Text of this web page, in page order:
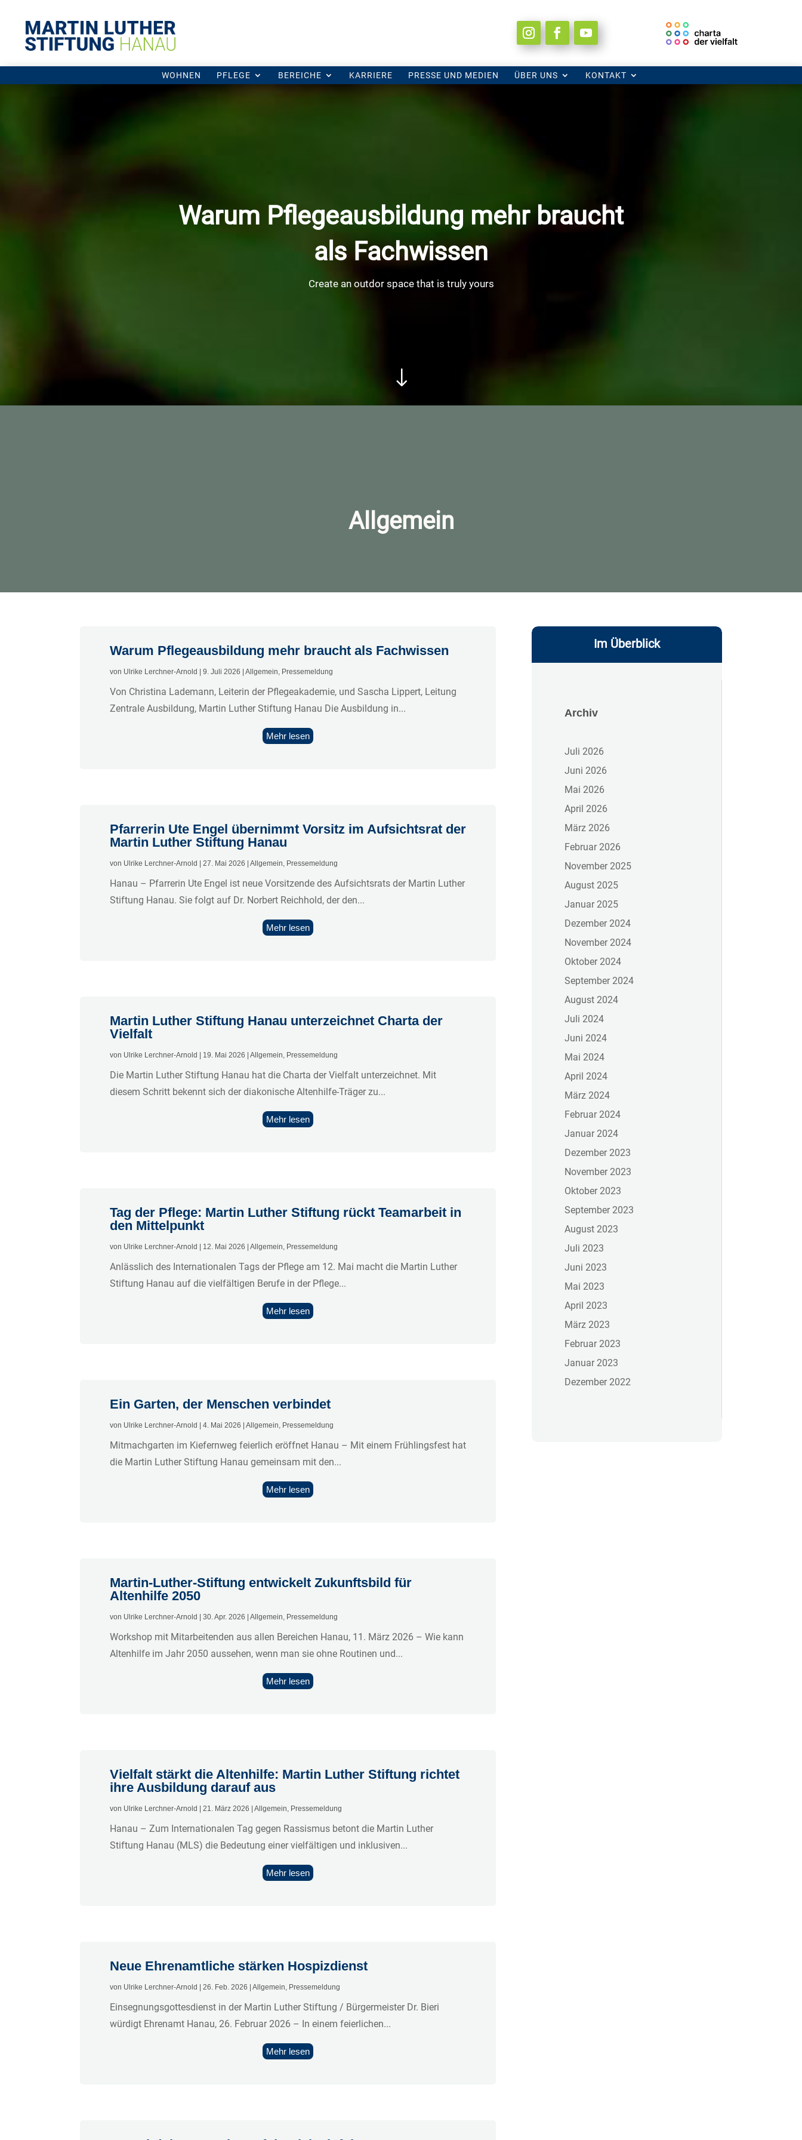
WOHNEN PFLEGE BEREICHE KARRIERE PRESSE UND MEDIEN ÜBER UNS KONTAKT
WOHNEN PFLEGE BEREICHE KARRIERE PRESSE UND MEDIEN ÜBER UNS KONTAKT
Warum Pflegeausbildung mehr braucht
als Fachwissen
Create an outdor space that is truly yours
"
Allgemein
Warum Pflegeausbildung mehr braucht als Fachwissen
von Ulrike Lerchner-Arnold |9. Juli 2026 |Allgemein Pressemeldung
Von Christina Lademann, Leiterin der Pflegeakademie, und Sascha Lippert, Leitung
Zentrale Ausbildung, Martin Luther Stiftung Hanau Die Ausbildung in...
Mehr lesen
Pfarrerin Ute Engel übernimmt Vorsitz im Aufsichtsrat der
Martin Luther Stiftung Hanau
von Ulrike Lerchner-Arnold |27. Mai 2026 |Allgemein Pressemeldung
Hanau – Pfarrerin Ute Engel ist neue Vorsitzende des Aufsichtsrats der Martin Luther
Stiftung Hanau. Sie folgt auf Dr. Norbert Reichhold, der den...
Mehr lesen
Martin Luther Stiftung Hanau unterzeichnet Charta der
Vielfalt
von Ulrike Lerchner-Arnold | 19. Mai 2026 |Allgemein Pressemeldung
Die Martin Luther Stiftung Hanau hat die Charta der Vielfalt unterzeichnet. Mit
diesem Schritt bekennt sich der diakonische Altenhilfe-Träger zu...
Mehr lesen
Tag der Pflege: Martin Luther Stiftung rückt Teamarbeit in
den Mittelpunkt
von Ulrike Lerchner-Arnold | 12. Mai 2026 |Allgemein Pressemeldung
Anlässlich des Internationalen Tags der Pflege am 12. Mai macht die Martin Luther
Stiftung Hanau auf die vielfältigen Berufe in der Pflege...
Mehr lesen
Ein Garten, der Menschen verbindet
von Ulrike Lerchner-Arnold |4. Mai 2026 |Allgemein Pressemeldung
Mitmachgarten im Kiefernweg feierlich eröffnet Hanau – Mit einem Frühlingsfest hat
die Martin Luther Stiftung Hanau gemeinsam mit den...
Mehr lesen
Martin-Luther-Stiftung entwickelt Zukunftsbild für
Altenhilfe 2050
von Ulrike Lerchner-Arnold |30. Apr. 2026 |Allgemein Pressemeldung
Workshop mit Mitarbeitenden aus allen Bereichen Hanau, 11. März 2026 – Wie kann
Altenhilfe im Jahr 2050 aussehen, wenn man sie ohne Routinen und...
Mehr lesen
Vielfalt stärkt die Altenhilfe: Martin Luther Stiftung richtet
ihre Ausbildung darauf aus
von Ulrike Lerchner-Arnold |21. März 2026 |Allgemein Pressemeldung
Hanau – Zum Internationalen Tag gegen Rassismus betont die Martin Luther
Stiftung Hanau (MLS) die Bedeutung einer vielfältigen und inklusiven...
Mehr lesen
Neue Ehrenamtliche stärken Hospizdienst
von Ulrike Lerchner-Arnold |26. Feb. 2026 |Allgemein Pressemeldung
Einsegnungsgottesdienst in der Martin Luther Stiftung / Bürgermeister Dr. Bieri
würdigt Ehrenamt Hanau, 26. Februar 2026 – In einem feierlichen...
Mehr lesen
Im Überblick
Archiv
Juli 2026
Juni 2026
Mai 2026
April 2026
März 2026
Februar 2026
November 2025
August 2025
Januar 2025
Dezember 2024
November 2024
Oktober 2024
September 2024
August 2024
Juli 2024
Juni 2024
Mai 2024
April 2024
März 2024
Februar 2024
Januar 2024
Dezember 2023
November 2023
Oktober 2023
September 2023
August 2023
Juli 2023
Juni 2023
Mai 2023
April 2023
März 2023
Februar 2023
Januar 2023
Dezember 2022